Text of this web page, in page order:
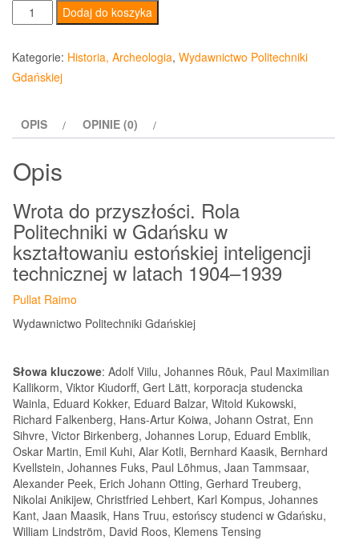
ilość
Wrota
do
przyszłości.
w
kształtowaniu
estońskiej
inteligencji...
Dodaj do koszyka
Kategorie: Historia, Archeologia, Wydawnictwo Politechniki
Gdańskiej
OPIS OPINIE (0)
Opis
Wrota do przyszłości. Rola
Politechniki w Gdańsku w
kształtowaniu estońskiej inteligencji
technicznej w latach 1904–1939
Pullat Raimo
Wydawnictwo Politechniki Gdańskiej
Słowa kluczowe: Adolf Viilu, Johannes Rõuk, Paul Maximilian
Kallikorm, Viktor Kiudorff, Gert Lätt, korporacja studencka
Wainla, Eduard Kokker, Eduard Balzar, Witold Kukowski,
Richard Falkenberg, Hans-Artur Koiwa, Johann Ostrat, Enn
Sihvre, Victor Birkenberg, Johannes Lorup, Eduard Emblik,
Oskar Martin, Emil Kuhi, Alar Kotli, Bernhard Kaasik, Bernhard
Kvellstein, Johannes Fuks, Paul Lõhmus, Jaan Tammsaar,
Alexander Peek, Erich Johann Otting, Gerhard Treuberg,
Nikolai Anikijew, Christfried Lehbert, Karl Kompus, Johannes
Kant, Jaan Maasik, Hans Truu, estońscy studenci w Gdańsku,
William Lindström, David Roos, Klemens Tensing